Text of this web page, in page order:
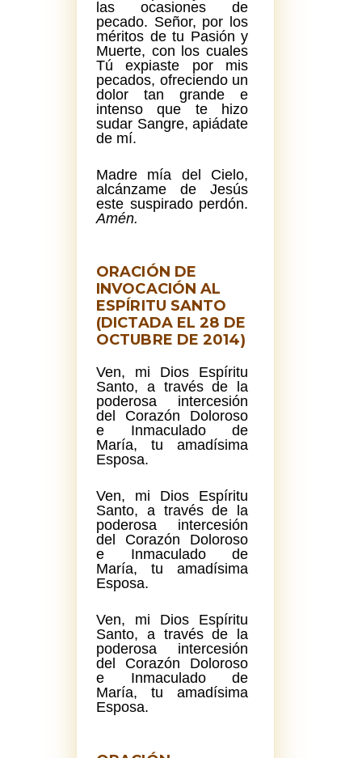
las ocasiones de
pecado. Señor, por los
méritos de tu Pasión y
Muerte, con los cuales
Tú expiaste por mis
pecados, ofreciendo un
dolor tan grande e
intenso que te hizo
sudar Sangre, apiádate
de mí.
Madre mía del Cielo,
alcánzame de Jesús
este suspirado perdón.
Amén.
ORACIÓN DE
INVOCACIÓN AL
ESPÍRITU SANTO
(DICTADA EL 28 DE
OCTUBRE DE 2014)
Ven, mi Dios Espíritu
Santo, a través de la
poderosa intercesión
del Corazón Doloroso
e Inmaculado de
María, tu amadísima
Esposa.
Ven, mi Dios Espíritu
Santo, a través de la
poderosa intercesión
del Corazón Doloroso
e Inmaculado de
María, tu amadísima
Esposa.
Ven, mi Dios Espíritu
Santo, a través de la
poderosa intercesión
del Corazón Doloroso
e Inmaculado de
María, tu amadísima
Esposa.